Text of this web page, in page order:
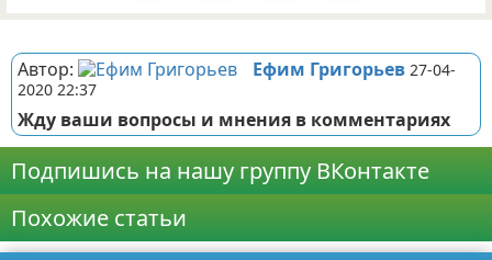
Автор: Ефим Григорьев 27-04-
2020 22:37
Жду ваши вопросы и мнения в комментариях
Подпишись на нашу группу ВКонтакте
Похожие статьи